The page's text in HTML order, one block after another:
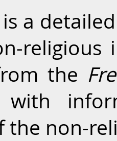
a
religious
the
with
the non-